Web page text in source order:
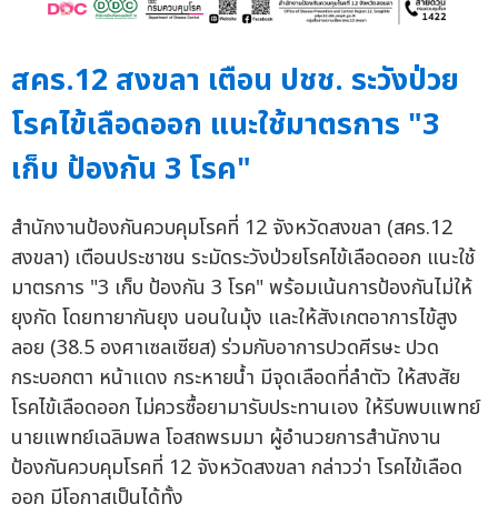
สคร.12 สงขลา เตือน ปชช. ระวังป่วย
โรคไข้เลือดออก แนะใช้มาตรการ "3
เก็บ ป้องกัน 3 โรค"
สำนักงานป้องกันควบคุมโรคที่ 12 จังหวัดสงขลา (สคร.12
สงขลา) เตือนประชาชน ระมัดระวังป่วยโรคไข้เลือดออก แนะใช้
มาตรการ "3 เก็บ ป้องกัน 3 โรค" พร้อมเน้นการป้องกันไม่ให้
ยุงกัด โดยทายากันยุง นอนในมุ้ง และให้สังเกตอาการไข้สูง
ลอย (38.5 องศาเซลเซียส) ร่วมกับอาการปวดศีรษะ ปวด
กระบอกตา หน้าแดง กระหายน้ำ มีจุดเลือดที่ลำตัว ให้สงสัย
โรคไข้เลือดออก ไม่ควรซื้อยามารับประทานเอง ให้รีบพบแพทย์
นายแพทย์เฉลิมพล โอสถพรมมา ผู้อำนวยการสำนักงาน
ป้องกันควบคุมโรคที่ 12 จังหวัดสงขลา กล่าวว่า โรคไข้เลือด
ออก มีโอกาสเป็นได้ทั้ง